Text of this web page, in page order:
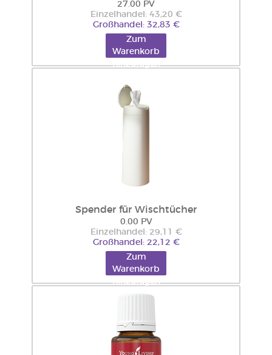
27.00 PV
Einzelhandel: 43,20 €
Großhandel: 32,83 €
Zum
Warenkorb
hinzufügen
Spender für Wischtücher
0.00 PV
Einzelhandel: 29,11 €
Großhandel: 22,12 €
Zum
Warenkorb
hinzufügen